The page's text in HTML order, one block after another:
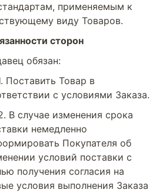
применяемым к
виду Товаров.
сторон
обязан:
Поставить Товар в
с условиями Заказа.
В случае изменения срока
немедленно
Покупателя об
условий поставки с
получения согласия на
условия выполнения Заказа